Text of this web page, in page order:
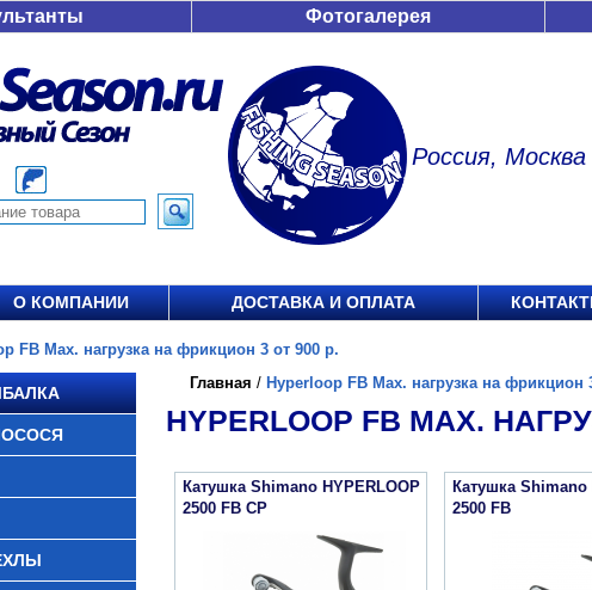
Фотогалерея
Россия, Москва
О КОМПАНИИ ДОСТАВКА И ОПЛАТА
FB Max. нагрузка на фрикцион 3 от 900 р.
Главная / Hyperloop FB Max. нагрузка на фрикцион
HYPERLOOP FB MAX.
Катушка Shimano HYPERLOOP
2500 FB CP
Катушка Shimano
2500 FB